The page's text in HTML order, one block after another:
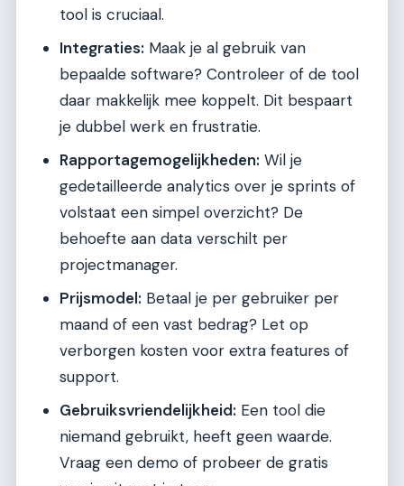
tool is cruciaal.
Integraties: Maak je al gebruik van
bepaalde software? Controleer of de tool
daar makkelijk mee koppelt. Dit bespaart
je dubbel werk en frustratie.
Rapportagemogelijkheden: Wil je
gedetailleerde analytics over je sprints of
volstaat een simpel overzicht? De
behoefte aan data verschilt per
projectmanager.
Prijsmodel: Betaal je per gebruiker per
maand of een vast bedrag? Let op
verborgen kosten voor extra features of
support.
Gebruiksvriendelijkheid: Een tool die
niemand gebruikt, heeft geen waarde.
Vraag een demo of probeer de gratis